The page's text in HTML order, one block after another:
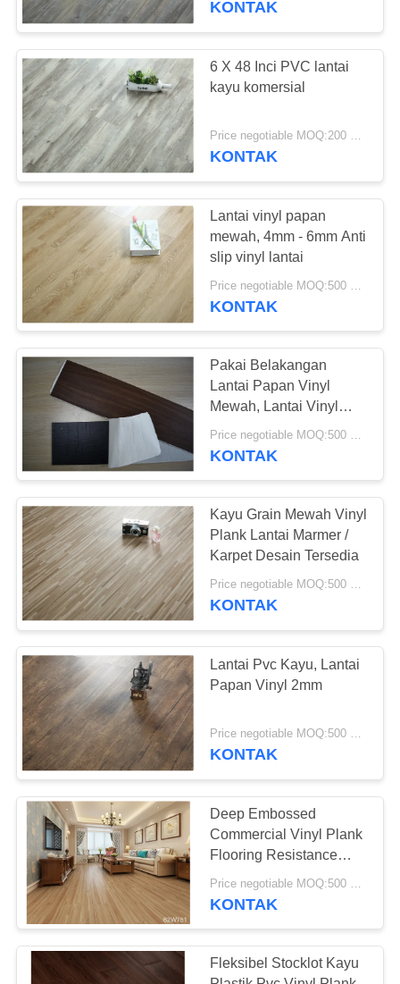
KONTAK
6 X 48 Inci PVC lantai
kayu komersial
Price negotiable MOQ:200 meter persegi
KONTAK
Lantai vinyl papan
mewah, 4mm - 6mm Anti
slip vinyl lantai
KONTAK
Pakai Belakangan
Lantai Papan Vinyl
Mewah, Lantai Vinyl
Komersial Ketebalan
3mm
Price negotiable MOQ:500 meter persegi
KONTAK
Kayu Grain Mewah Vinyl
Plank Lantai Marmer /
Karpet Desain Tersedia
Price negotiable MOQ:500 meter persegi
KONTAK
Lantai Pvc Kayu, Lantai
Papan Vinyl 2mm
Price negotiable MOQ:500 meter persegi
KONTAK
Deep Embossed
Commercial Vinyl Plank
Flooring Resistance
Indentation Tersedia
KONTAK
Fleksibel Stocklot Kayu